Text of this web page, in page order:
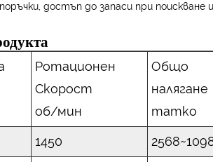
достъп до запаси при поискване
Ротационен
Скорост
об/мин
Общо
налягане
татко
1450